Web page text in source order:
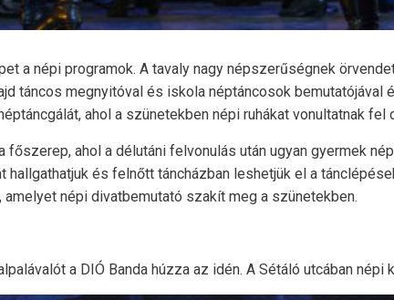
a népi programok. A tavaly nagy népszerűségnek
táncos megnyitóval és iskola néptáncosok bemutatójával
ahol a szünetekben népi ruhákat vonultatnak fel
ahol a délutáni felvonulás után ugyan gyermek
hallgathatjuk és felnőtt táncházban leshetjük el a
népi divatbemutató szakít meg a szünetekben.
a DIÓ Banda húzza az idén. A Sétáló utcában